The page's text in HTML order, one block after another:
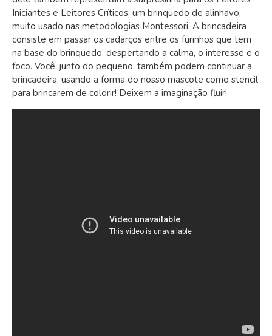
Iniciantes e Leitores Críticos: um brinquedo de alinhavo,
muito usado nas metodologias Montessori. A brincadeira
consiste em passar os cadarços entre os furinhos que tem
na base do brinquedo, despertando a calma, o interesse e o
foco. Você, junto do pequeno, também podem continuar a
brincadeira, usando a forma do nosso mascote como stencil
para brincarem de colorir! Deixem a imaginação fluir!